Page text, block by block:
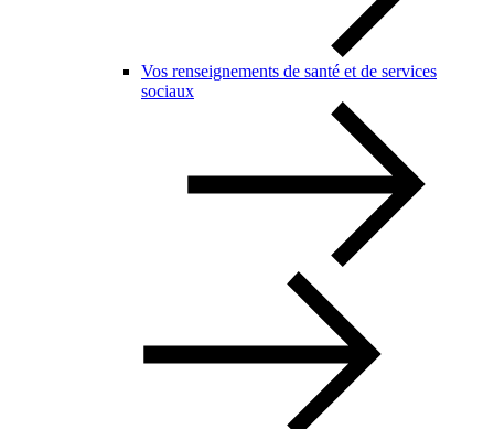
Vos renseignements de santé et de services
sociaux